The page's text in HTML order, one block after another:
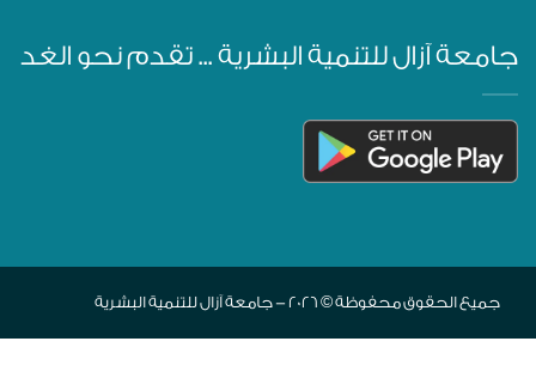
جامعة آزال للتنمية البشرية ... تقدم نحو الغد
جميع الحقوق محفوظة © 2026 - جامعة آزال للتنمية البشرية